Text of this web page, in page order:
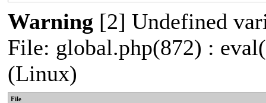
Warning [2] Undefined
File: global.php(872) :
(Linux)
File